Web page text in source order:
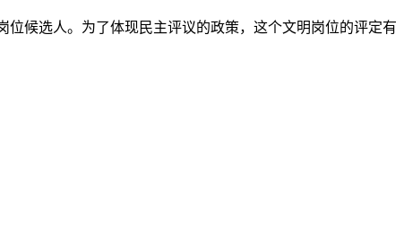
候选人。为了体现民主评议的政策，这个文明岗位的评定有